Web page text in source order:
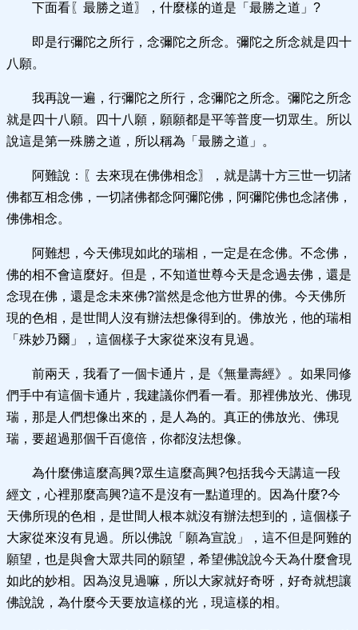
下面看〖最勝之道〗，什麼樣的道是「最勝之道」?
即是行彌陀之所行，念彌陀之所念。彌陀之所念就是四十
八願。
我再說一遍，行彌陀之所行，念彌陀之所念。彌陀之所念
就是四十八願。四十八願，願願都是平等普度一切眾生。所以
說這是第一殊勝之道，所以稱為「最勝之道」。
阿難說：〖去來現在佛佛相念〗，就是講十方三世一切諸
佛都互相念佛，一切諸佛都念阿彌陀佛，阿彌陀佛也念諸佛，
佛佛相念。
阿難想，今天佛現如此的瑞相，一定是在念佛。不念佛，
佛的相不會這麼好。但是，不知道世尊今天是念過去佛，還是
念現在佛，還是念未來佛?當然是念他方世界的佛。今天佛所
現的色相，是世間人沒有辦法想像得到的。佛放光，他的瑞相
「殊妙乃爾」，這個樣子大家從來沒有見過。
前兩天，我看了一個卡通片，是《無量壽經》。如果同修
們手中有這個卡通片，我建議你們看一看。那裡佛放光、佛現
瑞，那是人們想像出來的，是人為的。真正的佛放光、佛現
瑞，要超過那個千百億倍，你都沒法想像。
為什麼佛這麼高興?眾生這麼高興?包括我今天講這一段
經文，心裡那麼高興?這不是沒有一點道理的。因為什麼?今
天佛所現的色相，是世間人根本就沒有辦法想到的，這個樣子
大家從來沒有見過。所以佛說「願為宣說」，這不但是阿難的
願望，也是與會大眾共同的願望，希望佛說說今天為什麼會現
如此的妙相。因為沒見過嘛，所以大家就好奇呀，好奇就想讓
佛說說，為什麼今天要放這樣的光，現這樣的相。